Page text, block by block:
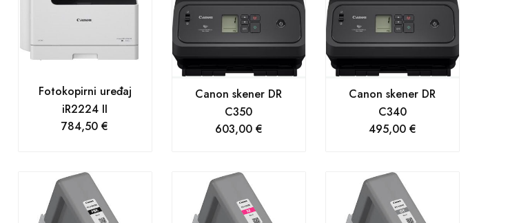
Fotokopirni uređaj
iR2224 II
784,50€
Canon skener DR
C350
603,00 €
Canon skener DR
C340
495,00 €